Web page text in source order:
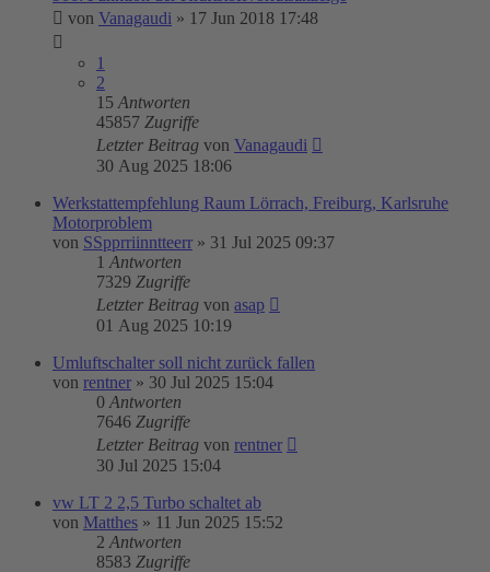
von Vanagaudi » 17 Jun 2018 17:48
1
2
15 Antworten
45857 Zugriffe
Letzter Beitrag von Vanagaudi
30 Aug 2025 18:06
Werkstattempfehlung Raum Lörrach, Freiburg, Karlsruhe
Motorproblem
von SSpprriinntteerr » 31 Jul 2025 09:37
1 Antworten
7329 Zugriffe
Letzter Beitrag von asap
01 Aug 2025 10:19
Umluftschalter soll nicht zurück fallen
von rentner » 30 Jul 2025 15:04
0 Antworten
7646 Zugriffe
Letzter Beitrag von rentner
30 Jul 2025 15:04
vw LT 2 2,5 Turbo schaltet ab
von Matthes » 11 Jun 2025 15:52
2 Antworten
8583 Zugriffe